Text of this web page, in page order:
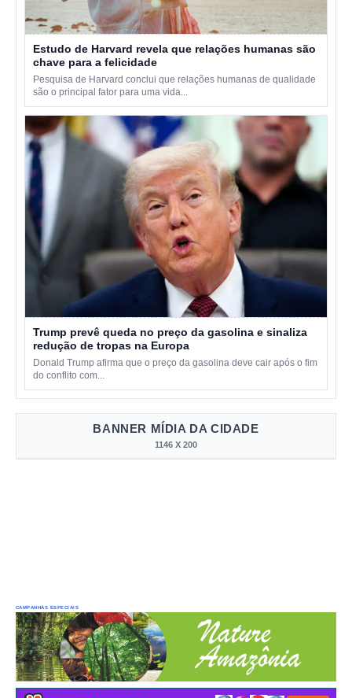
Estudo de Harvard revela que relações humanas são
chave para a felicidade
Pesquisa de Harvard conclui que relações humanas de qualidade
são o principal fator para uma vida...
Trump prevê queda no preço da gasolina e sinaliza
redução de tropas na Europa
Donald Trump afirma que o preço da gasolina deve cair após o fim
do conflito com...
BANNER MÍDIA DA CIDADE
1146 X 200
CAMPANHAS ESPECIAIS